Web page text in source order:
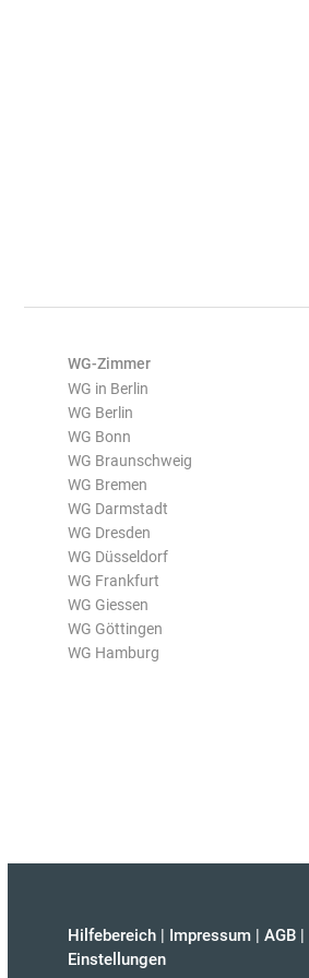
WG-Zimmer
WG in Berlin
WG Berlin
WG Bonn
WG Braunschweig
WG Bremen
WG Darmstadt
WG Dresden
WG Düsseldorf
WG Frankfurt
WG Giessen
WG Göttingen
WG Hamburg
Hilfebereich | Impressum | AGB |
Einstellungen